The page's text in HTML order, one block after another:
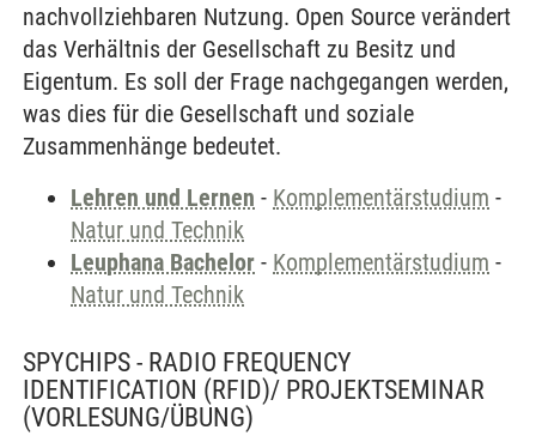
nachvollziehbaren Nutzung. Open Source verändert
das Verhältnis der Gesellschaft zu Besitz und
Eigentum. Es soll der Frage nachgegangen werden,
was dies für die Gesellschaft und soziale
Zusammenhänge bedeutet.
Lehren und Lernen - Komplementärstudium -
Natur und Technik
Leuphana Bachelor - Komplementärstudium -
Natur und Technik
SPYCHIPS - RADIO FREQUENCY
IDENTIFICATION (RFID)/ PROJEKTSEMINAR
(VORLESUNG/ÜBUNG)